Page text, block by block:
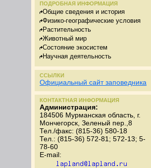
ПОДРОБНАЯ ИНФОРМАЦИЯ
Общие сведения и история
Физико-географические условия
Растительность
Животный мир
Состояние экосистем
Научная деятельность
ССЫЛКИ
Официальный сайт заповедника
КОНТАКТНАЯ ИНФОРМАЦИЯ
Администрация:
184506 Мурманская область, г.
Мончегорск, Зеленый пер.,8
Тел./факс: (815-36) 580-18
Тел.: (815-36) 572-81; 572-13; 5-
78-60
E-mail: